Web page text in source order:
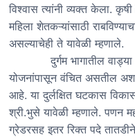
विश्वास त्यांनी व्यक्त केला. कृषी
महिला शेतकऱ्यांसाठी
असल्याचेही ते यावेळी म्हणाले.
दुर्गम भागातील वाड्या
योजनांपासून वंचित असतील अशा
आहे. या दुर्लक्षित घटकास
श्री.भुसे यावेळी म्हणाले. पणन
ग्रेडरसह इतर रिक्त पदे